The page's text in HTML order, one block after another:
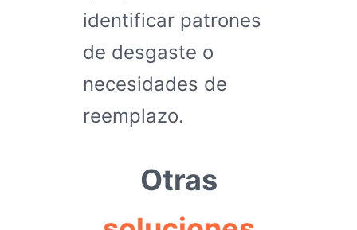
identificar patrones
de desgaste o
necesidades de
reemplazo.
Otras